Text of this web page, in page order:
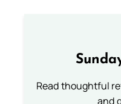
Read thoughtful
and